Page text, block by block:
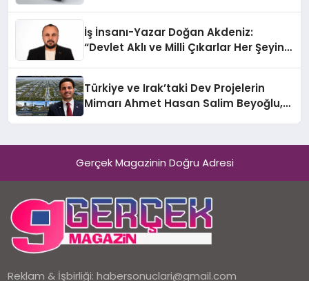
İş İnsanı-Yazar Doğan Akdeniz:
“Devlet Aklı ve Milli Çıkarlar Her Şeyin
Türkiye ve Irak’taki Dev Projelerin
Mimarı Ahmet Hasan Salim Beyoğlu,
Hayata Geçirecek
Gerçek Magazinin Doğru Adresi
Reklam & İşbirliği:habersonuclari@gmail.com